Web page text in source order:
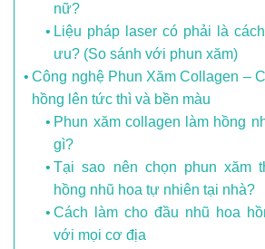
nữ?
Liệu pháp laser có phải là
ưu? (So sánh với phun xăm)
Công nghệ Phun Xăm Collagen –
hồng lên tức thì và bền màu
Phun xăm collagen làm hồng
gì?
Tại sao nên chọn phun xăm
hồng nhũ hoa tự nhiên tại nhà?
Cách làm cho đầu nhũ hoa
với mọi cơ địa